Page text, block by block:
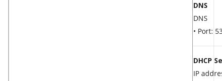
DNS
DNS
• Port:
DHCP
IP